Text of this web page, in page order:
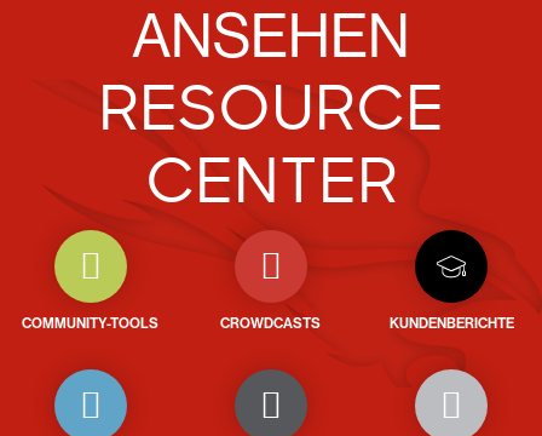
ANSEHEN
RESOURCE
CENTER
COMMUNITY-TOOLS CROWDCASTS KUNDENBERICHTE